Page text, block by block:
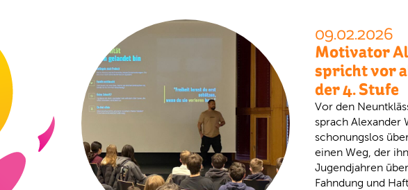
09.02.2026
Motivator
spricht vor
der 4. Stufe
Vor den
sprach Alexander
schonungslos
einen Weg, der
Jugendjahren
Fahndung und